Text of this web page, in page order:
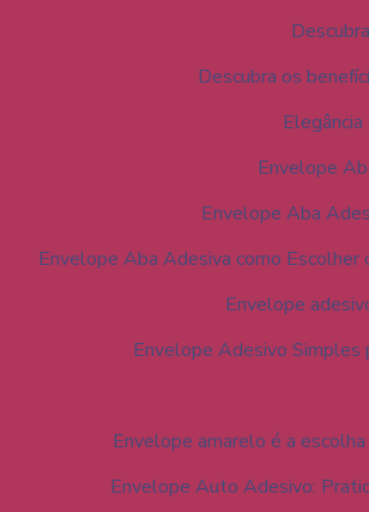
Descubra os
Envelope
Envelope Aba
Envelope Aba Adesiva como
Envelope
Envelope Adesivo Simples
Envelope amarelo é a
Envelope Auto Adesivo: